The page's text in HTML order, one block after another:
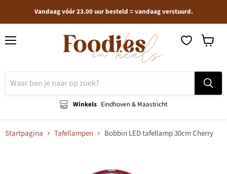
Vandaag vóór 23.00 uur besteld = vandaag verstuurd.
Winkels Eindhoven & Maastricht
Startpagina Tafellampen Bobbin LED tafellamp 30cm Cherry